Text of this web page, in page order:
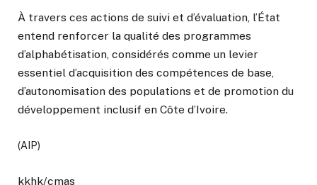
À travers ces actions de suivi et d’évaluation, l’État
entend renforcer la qualité des programmes
d’alphabétisation, considérés comme un levier
essentiel d’acquisition des compétences de base,
d’autonomisation des populations et de promotion du
développement inclusif en Côte d’Ivoire.
(AIP)
kkhk/cmas